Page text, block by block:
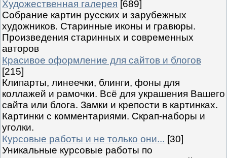
Художественная галерея [689]
Собрание картин русских и зарубежных
художников. Старинные иконы и гравюры.
Произведения старинных и современных
авторов
Красивое оформление для сайтов и блогов
[215]
Клипарты, линеечки, блинги, фоны для
коллажей и рамочки. Всё для украшения Вашего
сайта или блога. Замки и крепости в картинках.
Картинки с комментариями. Скрап-наборы и
уголки.
Курсовые работы и не только они... [30]
Уникальные курсовые работы по